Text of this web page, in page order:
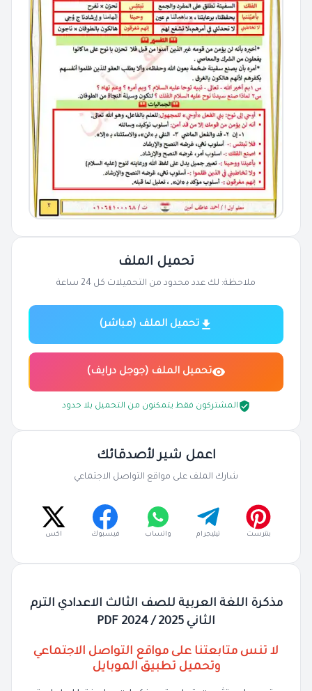
مذكرة اللغة العربية للصف الثالث الاعدادي الترم
الثاني 2025 / 2024 PDF
لا تنس متابعتنا على مواقع التواصل الاجتماعي
وتحميل تطبيق الموبايل
تحميل الملف
ملاحظة: لك عدد محدود من التحميلات كل 24 ساعة
تحميل الملف (مباشر)
تحميل الملف (جوجل درايف)
المشتركون فقط يتمكنون من التحميل بلا حدود
اعمل شير لأصدقائك
شارك الملف على مواقع التواصل الاجتماعي
بنترست تيليجرام واتساب فيسبوك اكس